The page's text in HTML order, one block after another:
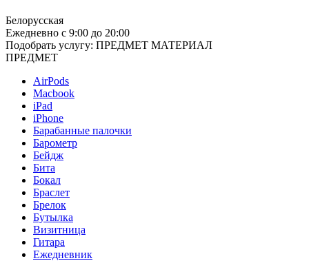
Белорусская
Ежедневно с 9:00 до 20:00
Подобрать услугу: ПРЕДМЕТ МАТЕРИАЛ
ПРЕДМЕТ
AirPods
Macbook
iPad
iPhone
Барабанные палочки
Барометр
Бейдж
Бита
Бокал
Браслет
Брелок
Бутылка
Визитница
Гитара
Ежедневник